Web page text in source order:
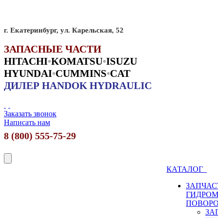
г. Екатеринбург, ул. Карельская, 52
ЗАПАСНЫЕ ЧАСТИ
HITACHI•KOMATSU•ISUZU
HYUNDAI•CUMMINS•CAT
ДИЛЕР HANDOK HYDRAULIC
Заказать звонок
Написать нам
8 (800) 555-75-29
КАТАЛОГ